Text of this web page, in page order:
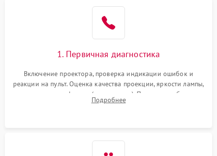
1. Первичная диагностика
Включение проектора, проверка индикации ошибок и
реакции на пульт. Оценка качества проекции, яркости лампы,
наличия артефактов (точки, пятна). Проверка работы
системы охлаждения по уровню шума вентиляторов.
Подробнее